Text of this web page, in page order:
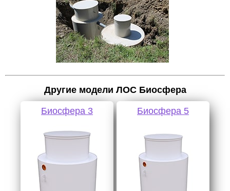
Другие модели ЛОС Биосфера
Биосфера 3 Биосфера 5